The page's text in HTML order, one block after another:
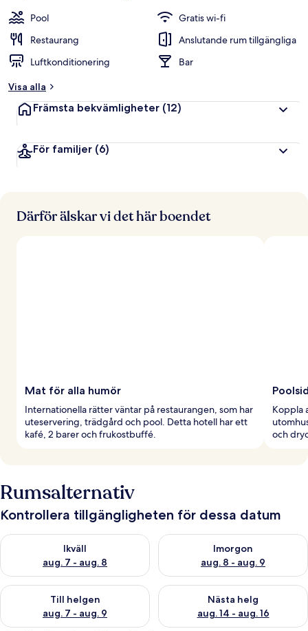
Pool
Gratis wi-fi
Restaurang
Anslutande rum tillgängliga
Luftkonditionering
Bar
Visa alla
Främsta bekvämligheter (12)
För familjer (6)
Därför älskar vi det här boendet
Mat för alla humör
Internationella rätter väntar på restaurangen, som har
uteservering, trädgård och pool. Detta hotell har ett
kafé, 2 barer och frukostbuffé.
Koppla
och
Rumsalternativ
Kontrollera tillgängligheten för dessa datum
Ikväll
aug. 7 - aug. 8
Kontrollera tillgängligheten för ikväll aug. 7 - aug. 8
Imorgon
aug. 8 - aug. 9
Kontrollera tillgängligheten
Till helgen
aug. 7 - aug. 9
Kontrollera tillgängligheten för den här helgen aug. 7 - aug. 9
Nästa helg
aug. 14 - aug. 16
Kontrollera tillgängligheten